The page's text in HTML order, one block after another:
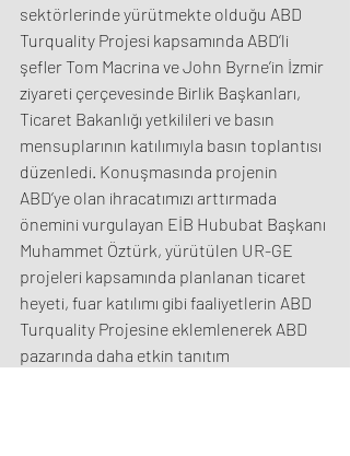
sektörlerinde yürütmekte olduğu ABD
Turquality Projesi kapsamında ABD’li
şefler Tom Macrina ve John Byrne’in İzmir
ziyareti çerçevesinde Birlik Başkanları,
Ticaret Bakanlığı yetkilileri ve basın
mensuplarının katılımıyla basın toplantısı
düzenledi. Konuşmasında projenin
ABD’ye olan ihracatımızı arttırmada
önemini vurgulayan EİB Hububat Başkanı
Muhammet Öztürk, yürütülen UR-GE
projeleri kapsamında planlanan ticaret
heyeti, fuar katılımı gibi faaliyetlerin ABD
Turquality Projesine eklemlenerek ABD
pazarında daha etkin tanıtım